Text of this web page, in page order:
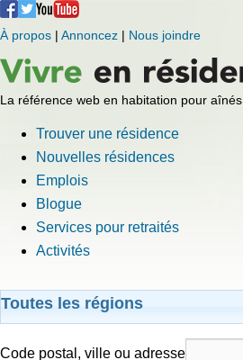
À propos | Annoncez | Nous joindre
La référence web en habitation pour aînés
Trouver une résidence
Nouvelles résidences
Emplois
Blogue
Services pour retraités
Activités
Toutes les régions
Code postal, ville ou adresse